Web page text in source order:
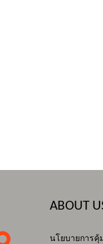
ABOUT
นโยบายการ